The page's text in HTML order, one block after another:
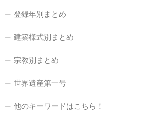
登録年別まとめ
建築様式別まとめ
宗教別まとめ
世界遺産第一号
他のキーワードはこちら！